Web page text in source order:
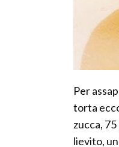
Per
torta
zucca,
lievito,